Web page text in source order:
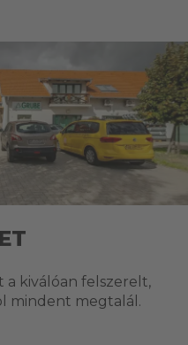
a kiválóan felszerelt,
mindent megtalál.